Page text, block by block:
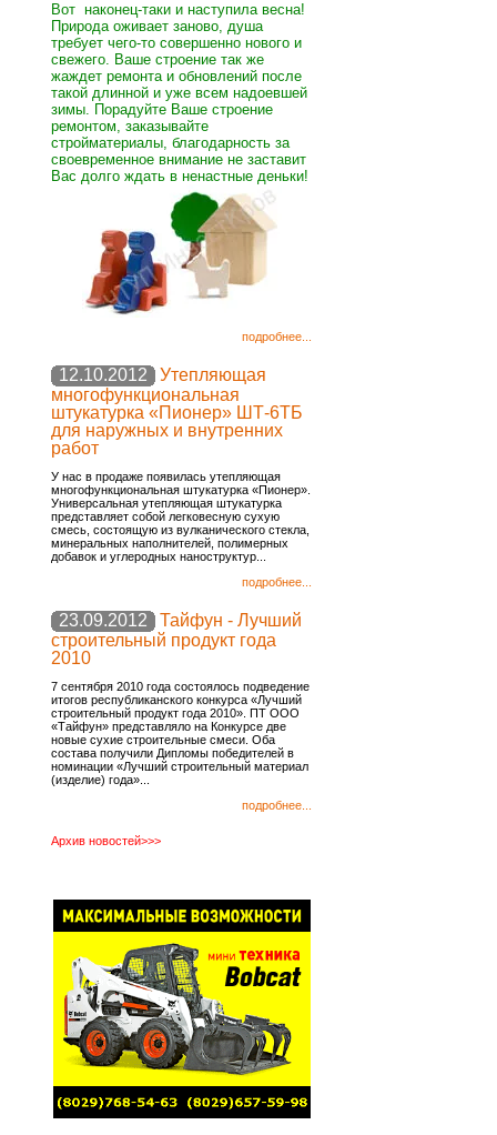
Вот наконец-таки и наступила весна!
Природа оживает заново, душа
требует чего-то совершенно нового и
свежего. Ваше строение так же
жаждет ремонта и обновлений после
такой длинной и уже всем надоевшей
зимы. Порадуйте Ваше строение
ремонтом, заказывайте
стройматериалы, благодарность за
своевременное внимание не заставит
Вас долго ждать в ненастные деньки!
подробнее...
12.10.2012
Утепляющая
многофункциональная
штукатурка «Пионер» ШТ-6ТБ
для наружных и внутренних
работ
У нас в продаже появилась утепляющая
многофункциональная штукатурка «Пионер».
Универсальная утепляющая штукатурка
представляет собой легковесную сухую
смесь, состоящую из вулканического стекла,
минеральных наполнителей, полимерных
добавок и углеродных наноструктур...
подробнее...
23.09.2012
Тайфун - Лучший
строительный продукт года
2010
7 сентября 2010 года состоялось подведение
итогов республиканского конкурса «Лучший
строительный продукт года 2010». ПТ ООО
«Тайфун» представляло на Конкурсе две
новые сухие строительные смеси. Оба
состава получили Дипломы победителей в
номинации «Лучший строительный материал
(изделие) года»...
подробнее...
Архив новостей>>>